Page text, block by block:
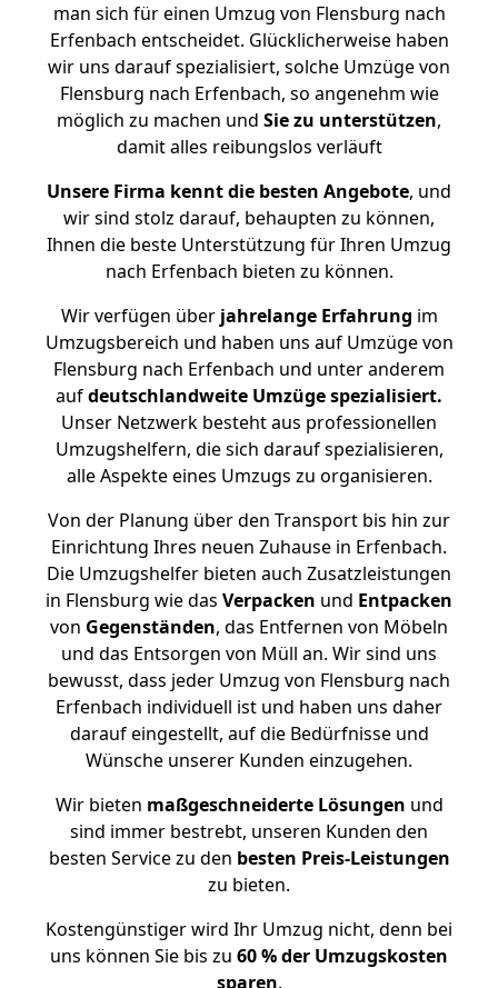
man sich für einen Umzug von Flensburg nach
Erfenbach entscheidet. Glücklicherweise haben
wir uns darauf spezialisiert, solche Umzüge von
Flensburg nach Erfenbach, so angenehm wie
möglich zu machen und Sie zu unterstützen,
damit alles reibungslos verläuft
Unsere Firma kennt die besten Angebote, und
wir sind stolz darauf, behaupten zu können,
Ihnen die beste Unterstützung für Ihren Umzug
nach Erfenbach bieten zu können.
Wir verfügen überjahrelange Erfahrung im
Umzugsbereich und haben uns auf Umzüge von
Flensburg nach Erfenbach und unter anderem
aufdeutschlandweite Umzüge spezialisiert.
Unser Netzwerk besteht aus professionellen
Umzugshelfern, die sich darauf spezialisieren,
alle Aspekte eines Umzugs zu organisieren.
Von der Planung über den Transport bis hin zur
Einrichtung Ihres neuen Zuhause in Erfenbach.
Die Umzugshelfer bieten auch Zusatzleistungen
in Flensburg wie das Verpacken und Entpacken
von Gegenständen, das Entfernen von Möbeln
und das Entsorgen von Müll an. Wir sind uns
bewusst, dass jeder Umzug von Flensburg nach
Erfenbach individuell ist und haben uns daher
darauf eingestellt, auf die Bedürfnisse und
Wünsche unserer Kunden einzugehen.
Wir bieten maßgeschneiderte Lösungen und
sind immer bestrebt, unseren Kunden den
besten Service zu den besten Preis-Leistungen
zu bieten.
Kostengünstiger wird Ihr Umzug nicht, denn bei
uns können Sie bis zu 60 % der Umzugskosten
sparen.